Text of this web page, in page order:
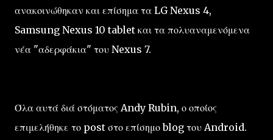
ανακοινώθηκαν και επίσημα τα LG Nexus 4,
Samsung Nexus 10 tablet και τα πολυαναμενόμενα
νέα "αδερφάκια" του Nexus 7.
Όλα αυτά διά στόματος Andy Rubin, ο οποίος
επιμελήθηκε το post στο επίσημο blog του Android.